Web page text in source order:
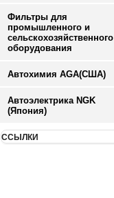
Фильтры для
промышленного и
сельскохозяйственного
оборудования
Автохимия AGA(США)
Автоэлектрика NGK
(Япония)
ССЫЛКИ